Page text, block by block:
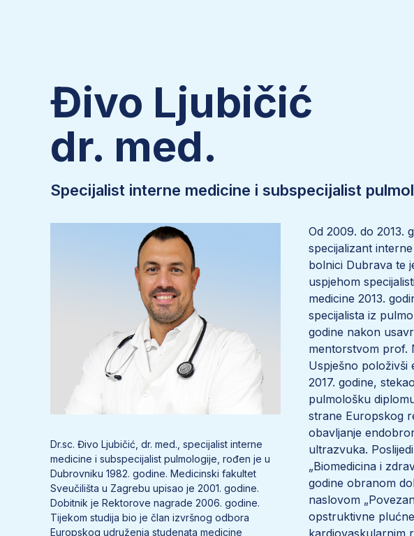
Đivo Ljubičić
dr. med.
Specijalist interne medicine i subspecijalist
Dr.sc. Đivo Ljubičić, dr. med., specijalist interne
medicine i subspecijalist pulmologije, rođen je u
Dubrovniku 1982. godine. Medicinski fakultet
Sveučilišta u Zagrebu upisao je 2001. godine.
Dobitnik je Rektorove nagrade 2006. godine.
Tijekom studija bio je član izvršnog odbora
Europskog udruženja studenata medicine
Od 2009. do 2013.
specijalizant
bolnici Dubrava te
uspjehom
medicine 2013.
specijalista iz
godine nakon
mentorstvom prof.
Uspješno položivši
2017. godine,
pulmološku
strane Europskog
obavljanje
ultrazvuka.
„Biomedicina i
godine obranom
naslovom
opstruktivne
kardiovaskularnim